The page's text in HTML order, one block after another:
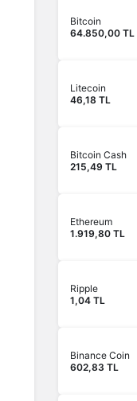
Bitcoin
64.850,00 TL
Litecoin
46,18 TL
Bitcoin Cash
215,49 TL
Ethereum
1.919,80 TL
Ripple
1,04 TL
Binance Coin
602,83 TL